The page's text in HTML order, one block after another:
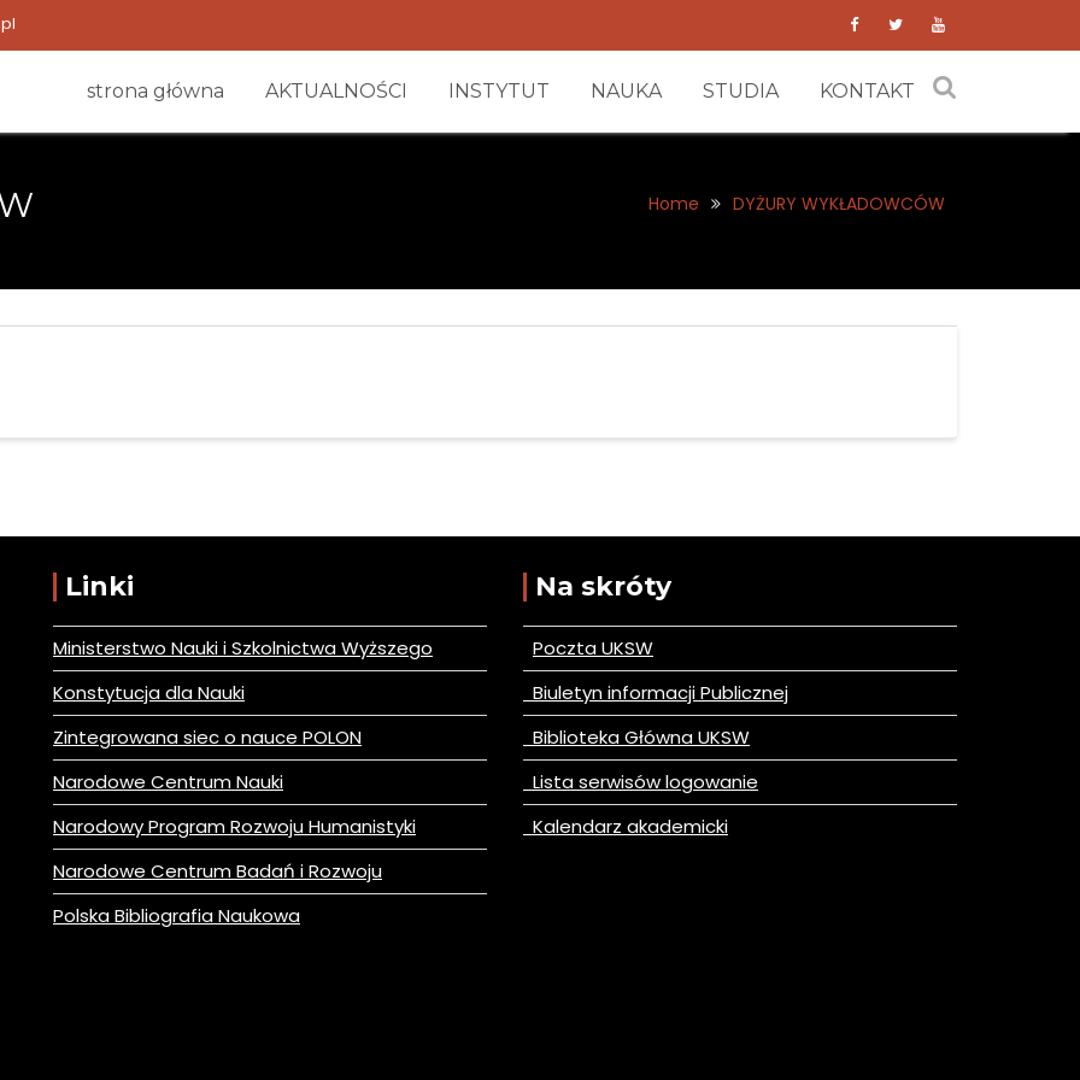
strona główna AKTUALNOŚCI INSTYTUT NAUKA STUDIA KONTAKT
Home DYŻURY WYKŁADOWCÓW
Linki
Ministerstwo Nauki i Szkolnictwa Wyższego
Konstytucja dla Nauki
Zintegrowana siec o nauce POLON
Narodowe Centrum Nauki
Narodowy Program Rozwoju Humanistyki
Narodowe Centrum Badań i Rozwoju
Polska Bibliografia Naukowa
Na skróty
Poczta UKSW
Biuletyn informacji Publicznej
Biblioteka Główna UKSW
Lista serwisów logowanie
Kalendarz akademicki